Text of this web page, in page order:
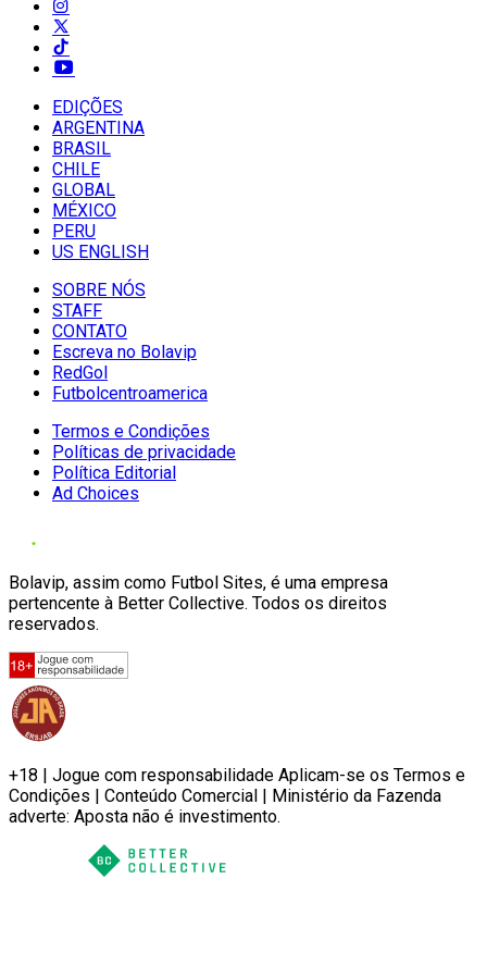
EDIÇÕES
ARGENTINA
BRASIL
CHILE
GLOBAL
MÉXICO
PERU
US ENGLISH
SOBRE NÓS
STAFF
CONTATO
Escreva no Bolavip
RedGol
Futbolcentroamerica
Termos e Condições
Políticas de privacidade
Política Editorial
Ad Choices
Bolavip, assim como Futbol Sites, é uma empresa
pertencente à Better Collective. Todos os direitos
reservados.
+18 | Jogue com responsabilidade Aplicam-se os Termos e
Condições | Conteúdo Comercial | Ministério da Fazenda
adverte: Aposta não é investimento.